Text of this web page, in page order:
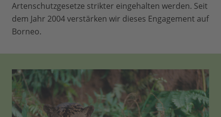
Artenschutzgesetze strikter eingehalten werden. Seit
dem Jahr 2004 verstärken wir dieses Engagement auf
Borneo.